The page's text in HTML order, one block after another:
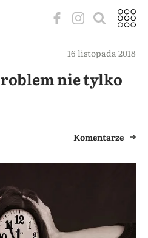
16 listopada 2018
nie tylko
Komentarze